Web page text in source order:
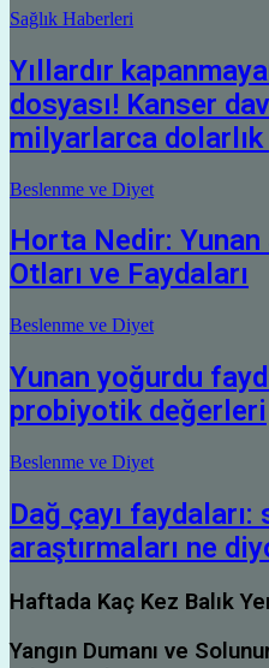
Sağlık Haberleri
Yıllardır
dosyası! Kanser
milyarlarca
Beslenme ve Diyet
Horta Nedir: Yunan
Otları ve Faydaları
Beslenme ve Diyet
Yunan yoğurdu
probiyotik değerleri
Beslenme ve Diyet
Dağ çayı
araştırmaları ne
Haftada Kaç Kez Balık
Yangın Dumanı ve